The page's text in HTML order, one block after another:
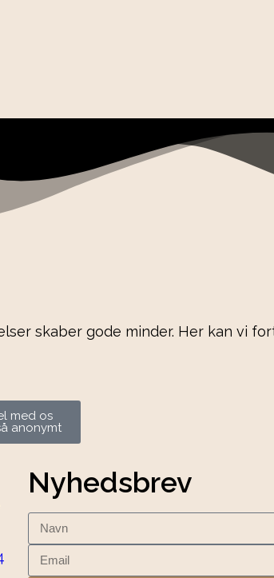
skaber gode minder. Her kan vi
med os
anonymt
Nyhedsbrev